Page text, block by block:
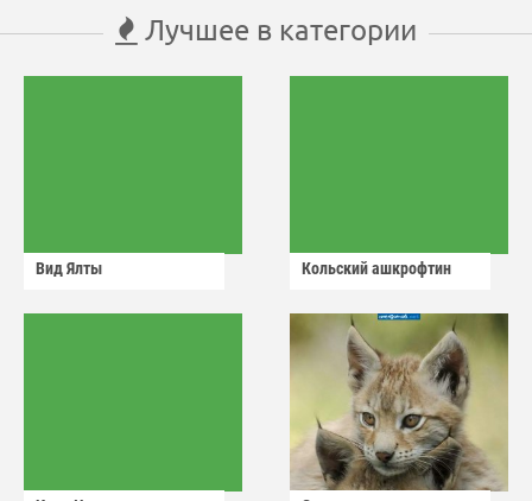
Лучшее в категории
Вид Ялты Кольский ашкрофтин